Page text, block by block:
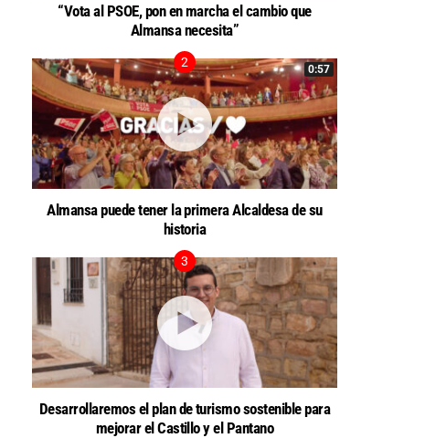
“Vota al PSOE, pon en marcha el cambio que
Almansa necesita”
0:57
Almansa puede tener la primera Alcaldesa de su
historia
Desarrollaremos el plan de turismo sostenible para
mejorar el Castillo y el Pantano